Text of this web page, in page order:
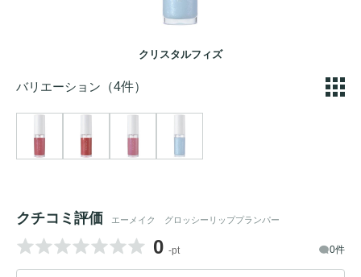
クリスタルフィズ
バリエーション （4件）
クチコミ評価 エーメイク グロッシーリッププランパー
0 -pt 0件